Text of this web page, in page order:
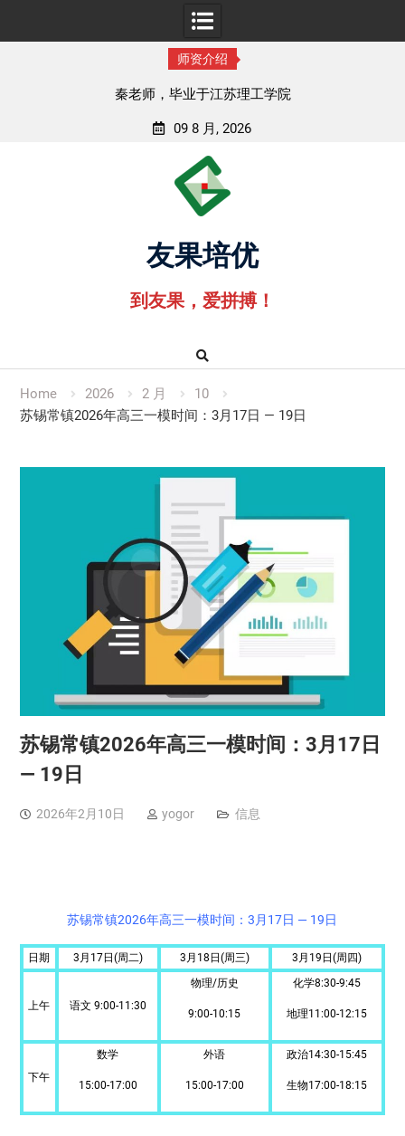
师资介绍
孟老师，毕业于湖北中医药大学
09 8 月, 2026
友果培优
到友果，爱拼搏！
Home 2026 2 月
10
苏锡常镇2026年高三一模时间：3月17日 — 19日
苏锡常镇2026年高三一模时间：3月17日
— 19日
2026年2月10日 yogor 信息
苏锡常镇2026年高三一模时间：3月17日 — 19日
日期 3月17日(周二) 3月18日(周三) 3月19日(周四)
上午 语文 9:00-11:30
物理/历史
9:00-10:15
化学8:30-9:45
地理11:00-12:15
下午
数学
15:00-17:00
外语
15:00-17:00
政治14:30-15:45
生物17:00-18:15